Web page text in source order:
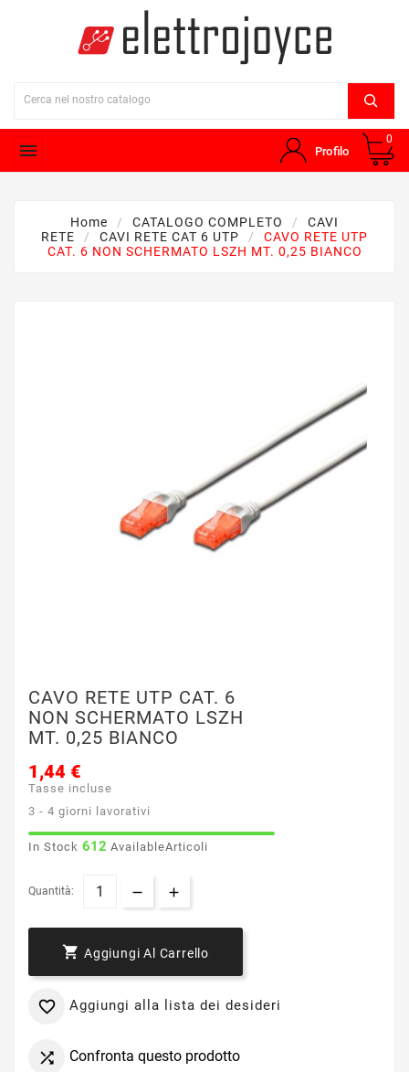
 Profilo
0
Home CATALOGO COMPLETO
CAVI
RETE
CAVI RETE CAT 6 UTP
CAVO RETE UTP
CAT. 6 NON SCHERMATO LSZH MT. 0,25 BIANCO
CAVO RETE UTP CAT. 6
NON SCHERMATO LSZH
MT. 0,25 BIANCO
1,44 €
Tasse incluse
3 - 4 giorni lavorativi
In Stock 612 AvailableArticoli
Quantità:
 Aggiungi Al Carrello
 Aggiungi alla lista dei desideri
 Confronta questo prodotto